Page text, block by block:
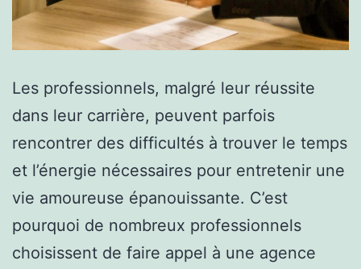
Les professionnels, malgré leur réussite
dans leur carrière, peuvent parfois
rencontrer des difficultés à trouver le temps
et l’énergie nécessaires pour entretenir une
vie amoureuse épanouissante. C’est
pourquoi de nombreux professionnels
choisissent de faire appel à une agence